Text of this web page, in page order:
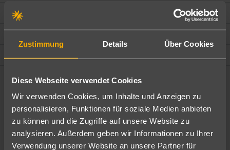
Zustimmung Details Über Cookies
Diese Webseite verwendet Cookies
Wir verwenden Cookies, um Inhalte und Anzeigen zu
personalisieren, Funktionen für soziale Medien anbieten
zu können und die Zugriffe auf unsere Website zu
analysieren. Außerdem geben wir Informationen zu Ihrer
Verwendung unserer Website an unsere Partner für
Bewertungen
Ändere die Kriterien nach deinen Wünschen
Pauschal Nur Hotel